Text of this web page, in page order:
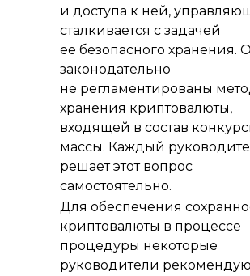
и доступа к ней,
сталкивается с задачей
её безопасного хранения.
законодательно
не регламентированы
хранения криптовалюты,
входящей в состав
массы. Каждый
решает этот вопрос
самостоятельно.
Для обеспечения
криптовалюты в процессе
процедуры некоторые
руководители